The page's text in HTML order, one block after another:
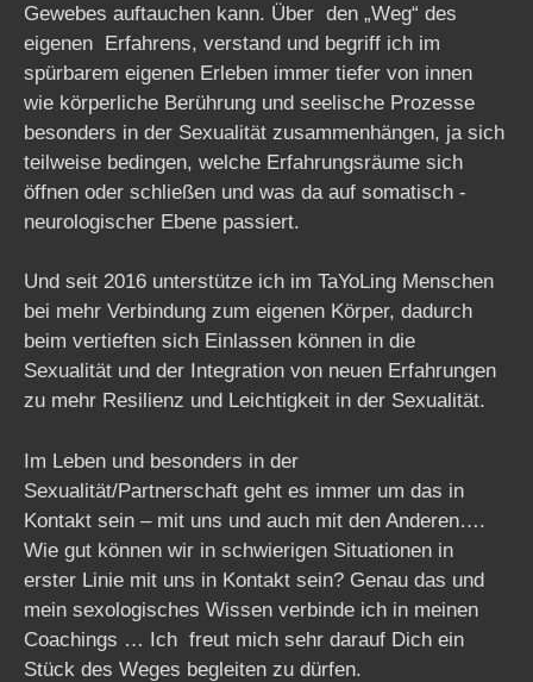
Gewebes auftauchen kann. Über den „Weg“ des
eigenen Erfahrens, verstand und begriff ich im
spürbarem eigenen Erleben immer tiefer von innen
wie körperliche Berührung und seelische Prozesse
besonders in der Sexualität zusammenhängen, ja sich
teilweise bedingen, welche Erfahrungsräume sich
öffnen oder schließen und was da auf somatisch -
neurologischer Ebene passiert.
Und seit 2016 unterstütze ich im TaYoLing Menschen
bei mehr Verbindung zum eigenen Körper, dadurch
beim vertieften sich Einlassen können in die
Sexualität und der Integration von neuen Erfahrungen
zu mehr Resilienz und Leichtigkeit in der Sexualität.
Im Leben und besonders in der
Sexualität/Partnerschaft geht es immer um das in
Kontakt sein – mit uns und auch mit den Anderen….
Wie gut können wir in schwierigen Situationen in
erster Linie mit uns in Kontakt sein? Genau das und
mein sexologisches Wissen verbinde ich in meinen
Coachings … Ich freut mich sehr darauf Dich ein
Stück des Weges begleiten zu dürfen.